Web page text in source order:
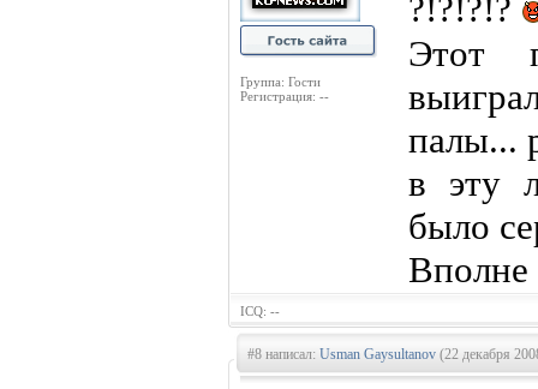
Группа: Гости
Регистрация: --
?!?!?!?
Этот
палы...
в эту
было
Вполне
ICQ: --
#8 написал: Usman Gaysultanov (22 декабря